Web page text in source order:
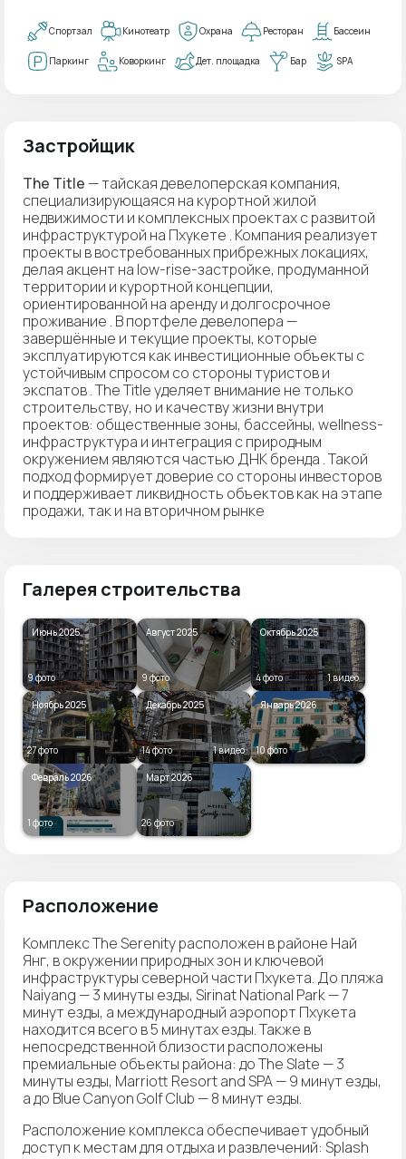
Спортзал Кинотеатр Охрана Ресторан Бассеин
Паркинг Коворкинг Дет. площадка Бар SPA
Застройщик
The Title — тайская девелоперская компания,
специализирующаяся на курортной жилой
недвижимости и комплексных проектах с развитой
инфраструктурой на Пхукете . Компания реализует
проекты в востребованных прибрежных локациях,
делая акцент на low-rise-застройке, продуманной
территории и курортной концепции,
ориентированной на аренду и долгосрочное
проживание . В портфеле девелопера —
завершённые и текущие проекты, которые
эксплуатируются как инвестиционные объекты с
устойчивым спросом со стороны туристов и
экспатов . The Title уделяет внимание не только
строительству, но и качеству жизни внутри
проектов: общественные зоны, бассейны, wellness-
инфраструктура и интеграция с природным
окружением являются частью ДНК бренда . Такой
подход формирует доверие со стороны инвесторов
и поддерживает ликвидность объектов как на этапе
продажи, так и на вторичном рынке
Галерея строительства
Июнь 2025
9 фото
Август 2025
9 фото
Октябрь 2025
4 фото 1 видео
Ноябрь 2025
27 фото
Декабрь 2025
14 фото 1 видео
Январь 2026
10 фото
Февраль 2026
1 фото
Март 2026
26 фото
Расположение
Комплекс The Serenity расположен в районе Най
Янг, в окружении природных зон и ключевой
инфраструктуры северной части Пхукета. До пляжа
Naiyang — 3 минуты езды, Sirinat National Park — 7
минут езды, а международный аэропорт Пхукета
находится всего в 5 минутах езды. Также в
непосредственной близости расположены
премиальные объекты района: до The Slate — 3
минуты езды, Marriott Resort and SPA — 9 минут езды,
а до Blue Canyon Golf Club — 8 минут езды.
Расположение комплекса обеспечивает удобный
доступ к местам для отдыха и развлечений: Splash